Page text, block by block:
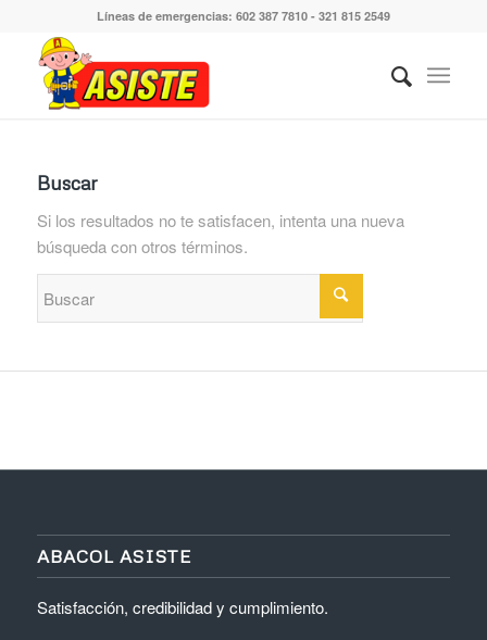
Líneas de emergencias: 602 387 7810 - 321 815 2549
Buscar
Si los resultados no te satisfacen, intenta una nueva
búsqueda con otros términos.
ABACOL ASISTE
Satisfacción, credibilidad y cumplimiento.